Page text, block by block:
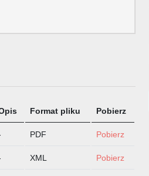
Format pliku Pobierz
PDF Pobierz
XML Pobierz